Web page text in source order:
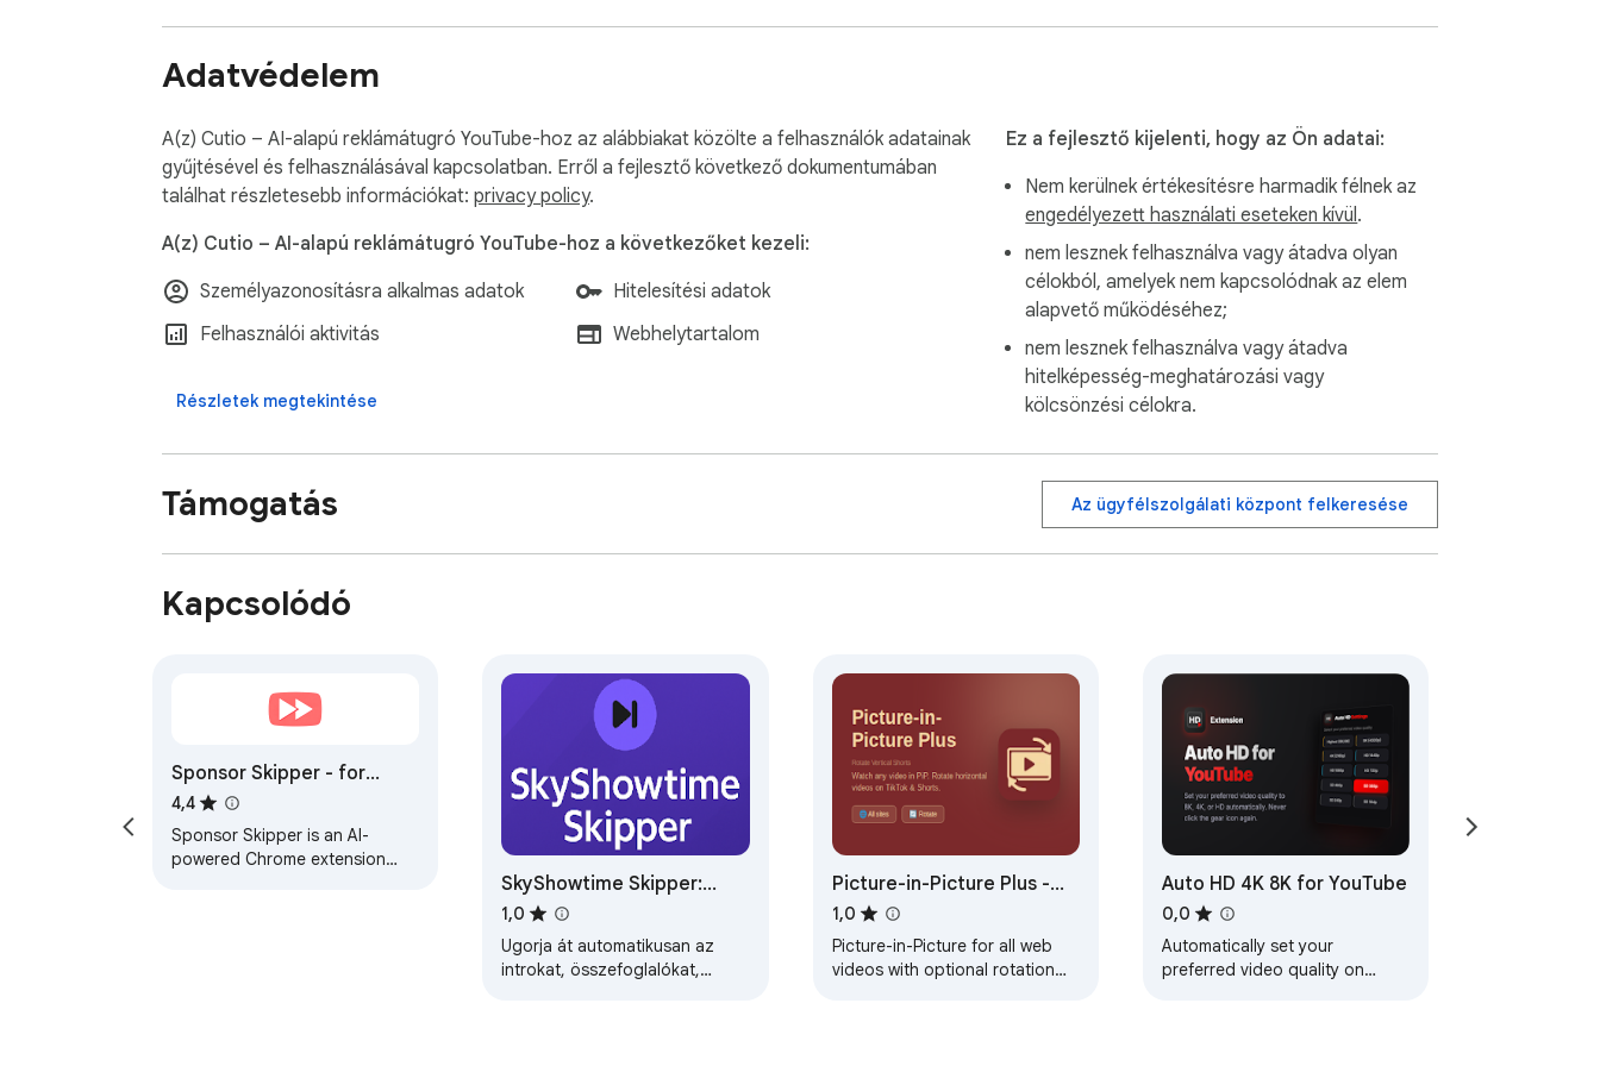
• Jelentkezz be Google-fiókkal
• Válassz 48 kezelőfelületi nyelv közül
• Bármikor törölheted a fiókodat és a hozzá kapcsolódó adatokat
Azonnal ingyen használható, opcionális kulccsal a korlátok eltávolításához. Adataidat bármikor törölheted.
Adatvédelem
A(z) Cutio – AI-alapú reklámátugró YouTube-hoz az alábbiakat közölte a felhasználók adatainak
gyűjtésével és felhasználásával kapcsolatban. Erről a fejlesztő következő dokumentumában
találhat részletesebb információkat: privacy policy.
A(z) Cutio – AI-alapú reklámátugró YouTube-hoz a következőket kezeli:
Személyazonosításra alkalmas adatok
Hitelesítési adatok
Felhasználói aktivitás
Webhelytartalom
Részletek megtekintése
Ez a fejlesztő kijelenti, hogy az Ön adatai:
Nem kerülnek értékesítésre harmadik félnek az
engedélyezett használati eseteken kívül.
nem lesznek felhasználva vagy átadva olyan
célokból, amelyek nem kapcsolódnak az elem
alapvető működéséhez;
nem lesznek felhasználva vagy átadva
hitelképesség-meghatározási vagy
kölcsönzési célokra.
Támogatás Az ügyfélszolgálati központ felkeresése
Kapcsolódó
Sponsor Skipper - for
YouTube™
4,4
Sponsor Skipper is an AI-
powered Chrome extension
SkyShowtime Skipper:
ugorja át az introkat,
összefoglalókat és
egyebeket
1,0
Ugorja át automatikusan az
introkat, összefoglalókat,
Picture-in-Picture Plus -
Rotate Vertical Shorts
1,0
Picture-in-Picture for all web
videos with optional rotation
Auto HD 4K 8K for YouTube
0,0
Automatically set your
preferred video quality on